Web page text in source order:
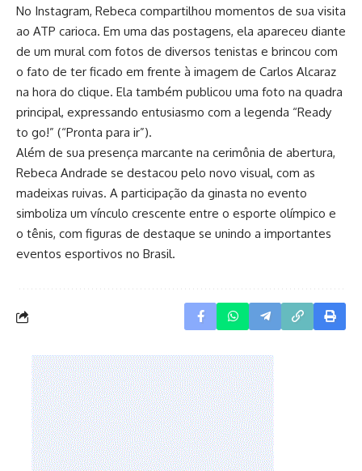
No Instagram, Rebeca compartilhou momentos de sua visita
ao ATP carioca. Em uma das postagens, ela apareceu diante
de um mural com fotos de diversos tenistas e brincou com
o fato de ter ficado em frente à imagem de Carlos Alcaraz
na hora do clique. Ela também publicou uma foto na quadra
principal, expressando entusiasmo com a legenda “Ready
to go!” (“Pronta para ir”).
Além de sua presença marcante na cerimônia de abertura,
Rebeca Andrade se destacou pelo novo visual, com as
madeixas ruivas. A participação da ginasta no evento
simboliza um vínculo crescente entre o esporte olímpico e
o tênis, com figuras de destaque se unindo a importantes
eventos esportivos no Brasil.